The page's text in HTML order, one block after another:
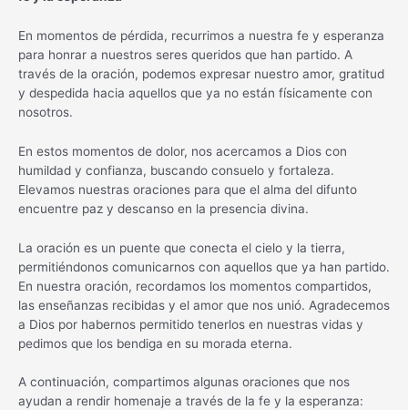
En momentos de pérdida, recurrimos a nuestra fe y esperanza
para honrar a nuestros seres queridos que han partido. A
través de la oración, podemos expresar nuestro amor, gratitud
y despedida hacia aquellos que ya no están físicamente con
nosotros.
En estos momentos de dolor, nos acercamos a Dios con
humildad y confianza, buscando consuelo y fortaleza.
Elevamos nuestras oraciones para que el alma del difunto
encuentre paz y descanso en la presencia divina.
La oración es un puente que conecta el cielo y la tierra,
permitiéndonos comunicarnos con aquellos que ya han partido.
En nuestra oración, recordamos los momentos compartidos,
las enseñanzas recibidas y el amor que nos unió. Agradecemos
a Dios por habernos permitido tenerlos en nuestras vidas y
pedimos que los bendiga en su morada eterna.
A continuación, compartimos algunas oraciones que nos
ayudan a rendir homenaje a través de la fe y la esperanza: